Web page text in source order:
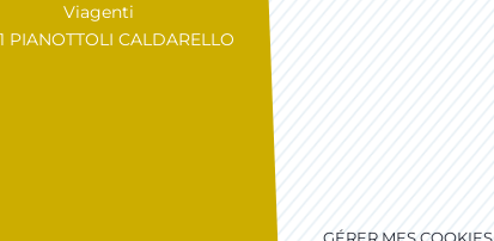
Viagenti
PIANOTTOLI CALDARELLO